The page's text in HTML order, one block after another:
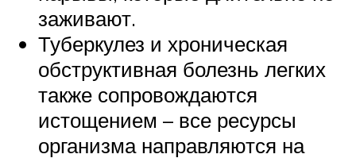
заживают.
Туберкулез и хроническая
обструктивная болезнь легких
также сопровождаются
истощением – все ресурсы
организма направляются на